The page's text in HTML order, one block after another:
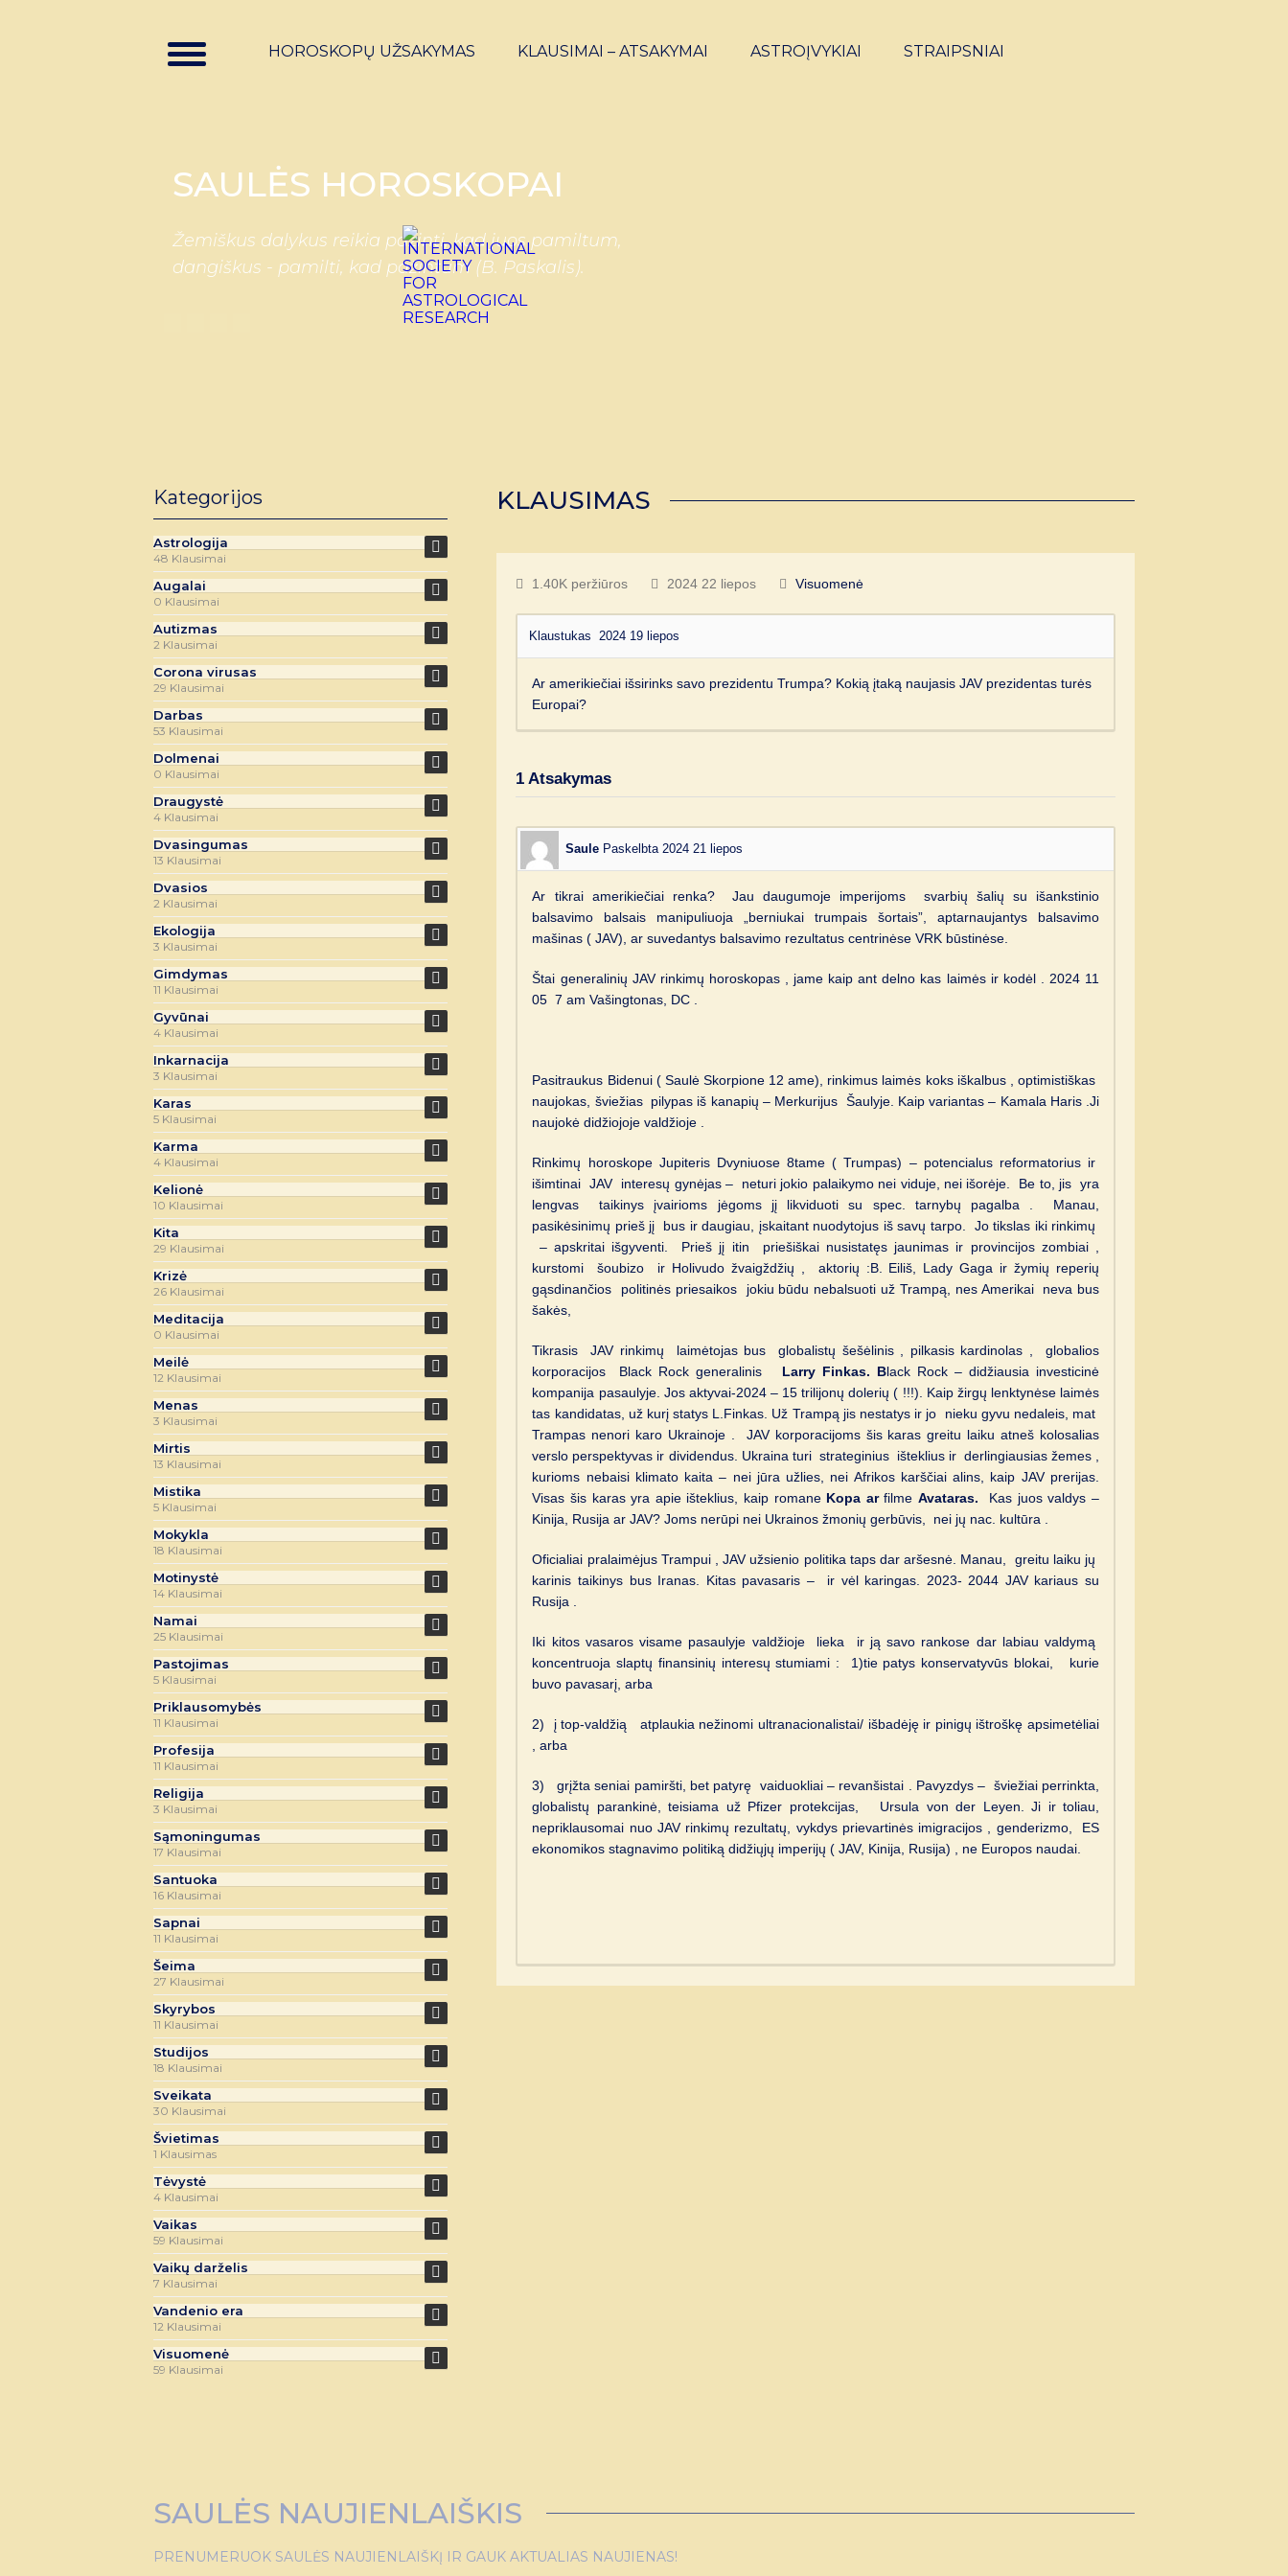
HOROSKOPŲ UŽSAKYMAS KLAUSIMAI – ATSAKYMAI ASTROĮVYKIAI STRAIPSNIAI
SAULĖS HOROSKOPAI
Žemiškus dalykus reikia pažinti, kad juos pamiltum,
dangiškus - pamilti, kad pažintum (B. Paskalis).
KLAUSIMAS
1.40K peržiūros 2024 22 liepos Visuomenė
Klaustukas2024 19 liepos
Ar amerikiečiai išsirinks savo prezidentu Trumpa? Kokią įtaką naujasis JAV prezidentas turės
Europai?
1 Atsakymas
Saule Paskelbta 2024 21 liepos
Ar tikrai amerikiečiai renka? Jau daugumoje imperijoms svarbių šalių su išankstinio
balsavimo balsais manipuliuoja „berniukai trumpais šortais”, aptarnaujantys balsavimo
mašinas ( JAV), ar suvedantys balsavimo rezultatus centrinėse VRK būstinėse.
Štai generalinių JAV rinkimų horoskopas , jame kaip ant delno kas laimės ir kodėl . 2024 11
05 7 am Vašingtonas, DC .
Pasitraukus Bidenui ( Saulė Skorpione 12 ame), rinkimus laimės koks iškalbus , optimistiškas
naujokas, šviežias pilypas iš kanapių – Merkurijus Šaulyje. Kaip variantas – Kamala Haris .Ji
naujokė didžiojoje valdžioje .
Rinkimų horoskope Jupiteris Dvyniuose 8tame ( Trumpas) – potencialus reformatorius ir
išimtinai JAV interesų gynėjas – neturi jokio palaikymo nei viduje, nei išorėje. Be to, jis yra
lengvas taikinys įvairioms jėgoms jį likviduoti su spec. tarnybų pagalba . Manau,
pasikėsinimų prieš jį bus ir daugiau, įskaitant nuodytojus iš savų tarpo. Jo tikslas iki rinkimų
– apskritai išgyventi. Prieš jį itin priešiškai nusistatęs jaunimas ir provincijos zombiai ,
kurstomi šoubizo ir Holivudo žvaigždžių , aktorių :B. Eiliš, Lady Gaga ir žymių reperių
gąsdinančios politinės priesaikos jokiu būdu nebalsuoti už Trampą, nes Amerikai neva bus
šakės,
Tikrasis JAV rinkimų laimėtojas bus globalistų šešėlinis , pilkasis kardinolas , globalios
korporacijos Black Rock generalinis Larry Finkas. Black Rock – didžiausia investicinė
kompanija pasaulyje. Jos aktyvai-2024 – 15 trilijonų dolerių ( !!!). Kaip žirgų lenktynėse laimės
tas kandidatas, už kurį statys L.Finkas. Už Trampą jis nestatys ir jo nieku gyvu nedaleis, mat
Trampas nenori karo Ukrainoje . JAV korporacijoms šis karas greitu laiku atneš kolosalias
verslo perspektyvas ir dividendus. Ukraina turi strateginius išteklius ir derlingiausias žemes ,
kurioms nebaisi klimato kaita – nei jūra užlies, nei Afrikos karščiai alins, kaip JAV prerijas.
Visas šis karas yra apie išteklius, kaip romane Kopa arfilmeAvataras.
Kas juos valdys –
Kinija, Rusija ar JAV? Joms nerūpi nei Ukrainos žmonių gerbūvis, nei jų nac. kultūra .
Oficialiai pralaimėjus Trampui , JAV užsienio politika taps dar aršesnė. Manau, greitu laiku jų
karinis taikinys bus Iranas. Kitas pavasaris – ir vėl karingas. 2023- 2044 JAV kariaus su
Rusija .
Iki kitos vasaros visame pasaulyje valdžioje lieka ir ją savo rankose dar labiau valdymą
koncentruoja slaptų finansinių interesų stumiami : 1)tie patys konservatyvūs blokai, kurie
buvo pavasarį, arba
2) į top-valdžią atplaukia nežinomi ultranacionalistai/ išbadėję ir pinigų ištroškę apsimetėliai
, arba
3) grįžta seniai pamiršti, bet patyrę vaiduokliai – revanšistai . Pavyzdys – šviežiai perrinkta,
globalistų parankinė, teisiama už Pfizer protekcijas, Ursula von der Leyen. Ji ir toliau,
nepriklausomai nuo JAV rinkimų rezultatų, vykdys prievartinės imigracijos , genderizmo, ES
ekonomikos stagnavimo politiką didžiųjų imperijų ( JAV, Kinija, Rusija) , ne Europos naudai.
Kategorijos
Astrologija
48 Klausimai
Augalai
0 Klausimai
Autizmas
2 Klausimai
Corona virusas
29 Klausimai
Darbas
53 Klausimai
Dolmenai
0 Klausimai
Draugystė
4 Klausimai
Dvasingumas
13 Klausimai
Dvasios
2 Klausimai
Ekologija
3 Klausimai
Gimdymas
11 Klausimai
Gyvūnai
4 Klausimai
Inkarnacija
3 Klausimai
Karas
5 Klausimai
Karma
4 Klausimai
Kelionė
10 Klausimai
Kita
29 Klausimai
Krizė
26 Klausimai
Meditacija
0 Klausimai
Meilė
12 Klausimai
Menas
3 Klausimai
Mirtis
13 Klausimai
Mistika
5 Klausimai
Mokykla
18 Klausimai
Motinystė
14 Klausimai
Namai
25 Klausimai
Pastojimas
5 Klausimai
Priklausomybės
11 Klausimai
Profesija
11 Klausimai
Religija
3 Klausimai
Sąmoningumas
17 Klausimai
Santuoka
16 Klausimai
Sapnai
11 Klausimai
Šeima
27 Klausimai
Skyrybos
11 Klausimai
Studijos
18 Klausimai
Sveikata
30 Klausimai
Švietimas
1 Klausimas
Tėvystė
4 Klausimai
Vaikas
59 Klausimai
Vaikų darželis
7 Klausimai
Vandenio era
12 Klausimai
Visuomenė
59 Klausimai
SAULĖS NAUJIENLAIŠKIS
PRENUMERUOK SAULĖS NAUJIENLAIŠKĮ IR GAUK AKTUALIAS NAUJIENAS!